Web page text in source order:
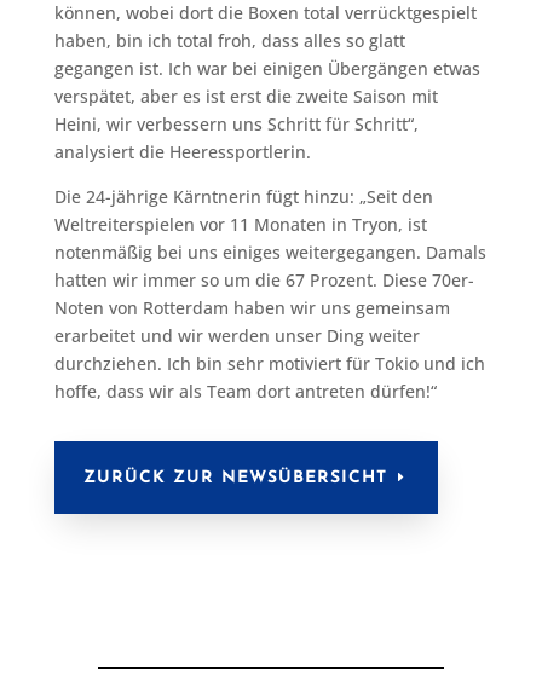
können, wobei dort die Boxen total verrücktgespielt
haben, bin ich total froh, dass alles so glatt
gegangen ist. Ich war bei einigen Übergängen etwas
verspätet, aber es ist erst die zweite Saison mit
Heini, wir verbessern uns Schritt für Schritt“,
analysiert die Heeressportlerin.
Die 24-jährige Kärntnerin fügt hinzu: „Seit den
Weltreiterspielen vor 11 Monaten in Tryon, ist
notenmäßig bei uns einiges weitergegangen. Damals
hatten wir immer so um die 67 Prozent. Diese 70er-
Noten von Rotterdam haben wir uns gemeinsam
erarbeitet und wir werden unser Ding weiter
durchziehen. Ich bin sehr motiviert für Tokio und ich
hoffe, dass wir als Team dort antreten dürfen!“
ZURÜCK ZUR NEWSÜBERSICHT